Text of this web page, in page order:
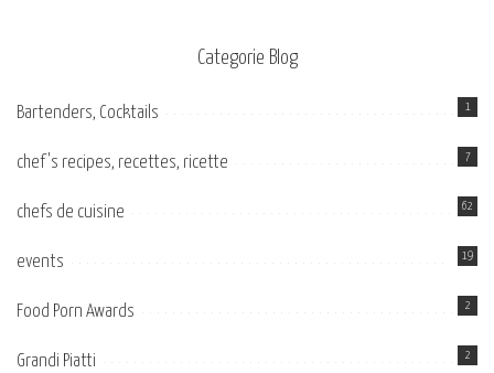
Categorie Blog
Bartenders, Cocktails 1
chef's recipes, recettes, ricette 7
chefs de cuisine 62
events 19
Food Porn Awards 2
Grandi Piatti 2